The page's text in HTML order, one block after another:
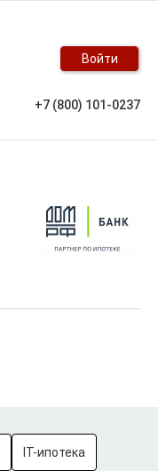
Войти
+7 (800) 101-0237
IT-ипотека